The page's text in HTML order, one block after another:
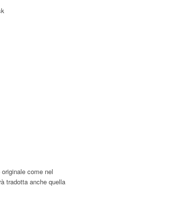
come nel
tradotta anche quella